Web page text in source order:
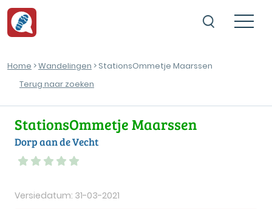
Home >Wandelingen > StationsOmmetje Maarssen
Terug naar zoeken
StationsOmmetje Maarssen
Dorp aan de Vecht
Versiedatum: 31-03-2021